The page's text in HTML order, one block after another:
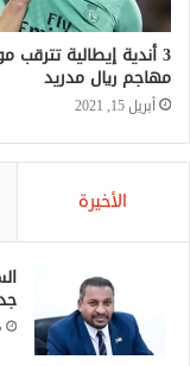
3 أندية إيطالية
مهاجم ريال مدريد
أبريل 15, 2021
الأخيرة